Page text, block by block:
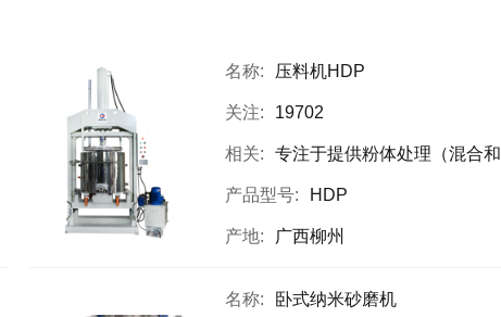
名称: 压料机HDP
关注: 19702
相关: 专注于提供粉体处理（混合和颗粒设计为主）设备,高粘高固搅拌设备,粉液自动上料系统的高端智能装备解决方案
产品型号: HDP
产地: 广西柳州
名称: 卧式纳米砂磨机